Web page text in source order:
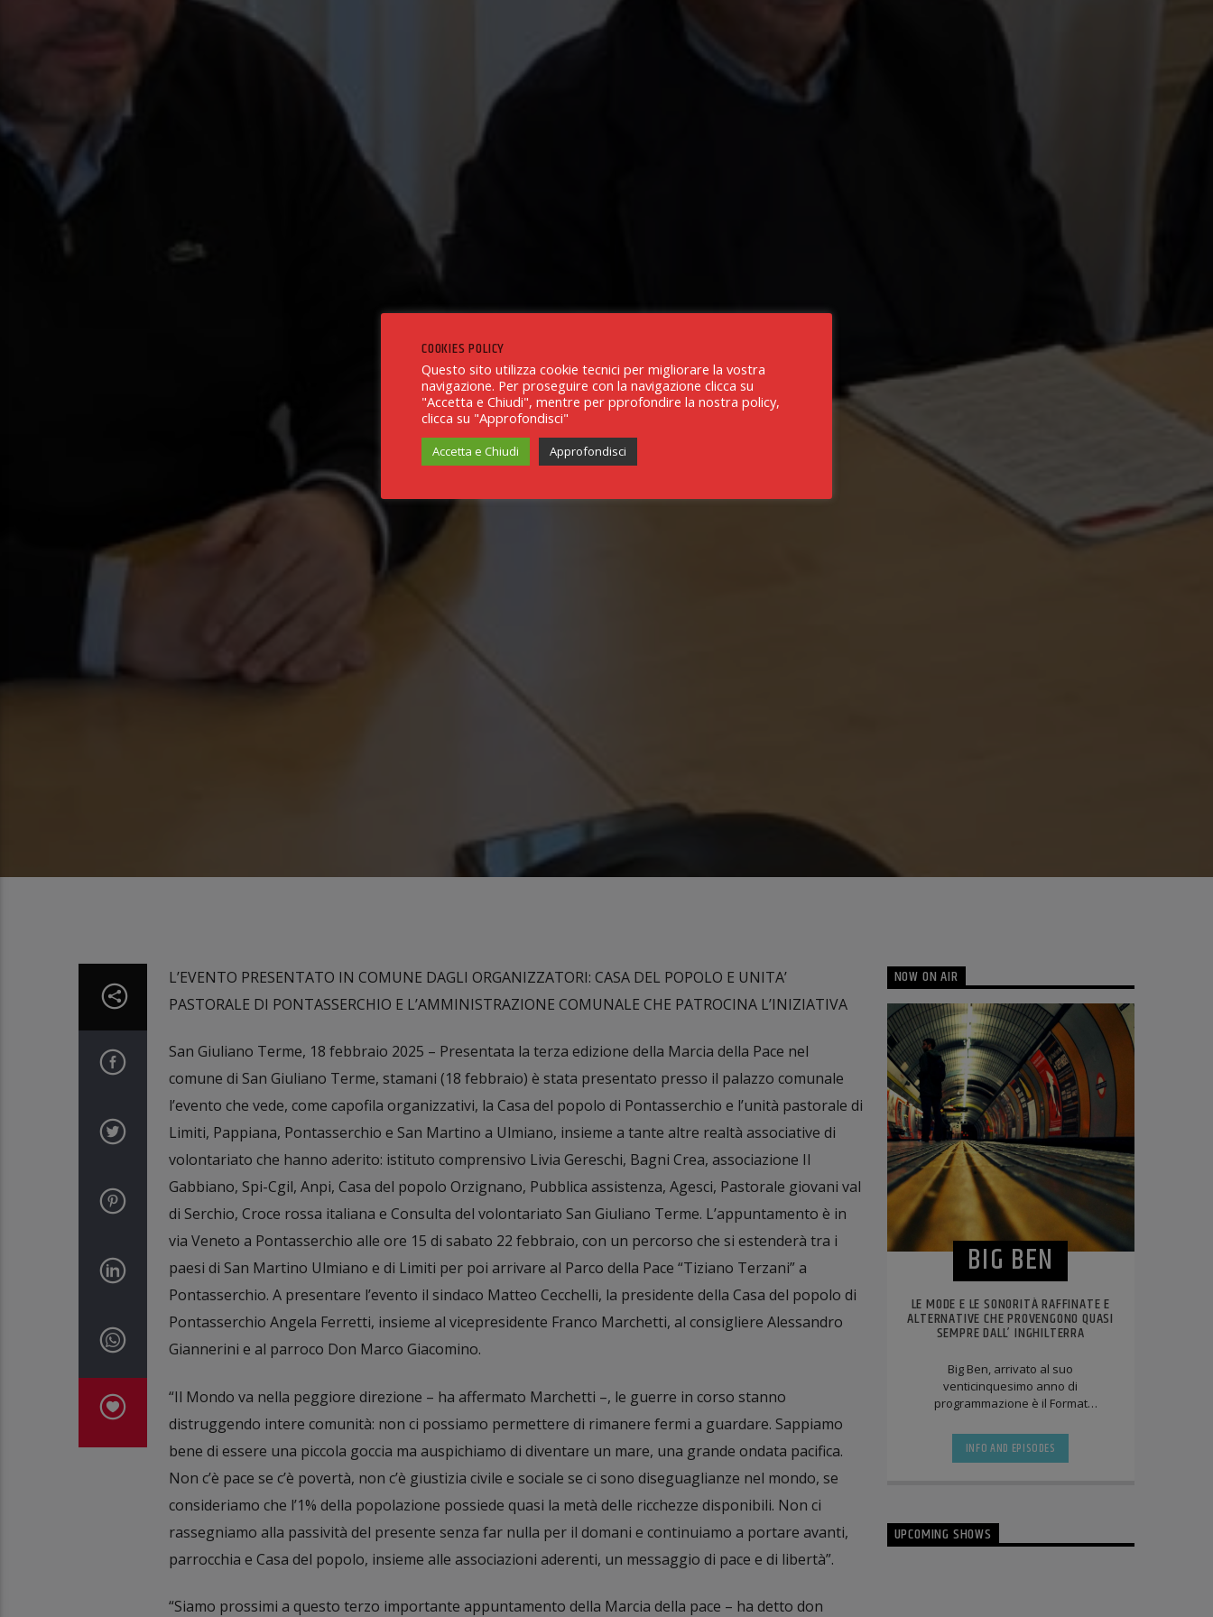
L’EVENTO PRESENTATO IN COMUNE DAGLI ORGANIZZATORI: CASA DEL POPOLO E UNITA’
PASTORALE DI PONTASSERCHIO E L’AMMINISTRAZIONE COMUNALE CHE PATROCINA L’INIZIATIVA
San Giuliano Terme, 18 febbraio 2025 – Presentata la terza edizione della Marcia della Pace nel
comune di San Giuliano Terme, stamani (18 febbraio) è stata presentato presso il palazzo comunale
l’evento che vede, come capofila organizzativi, la Casa del popolo di Pontasserchio e l’unità pastorale di
Limiti, Pappiana, Pontasserchio e San Martino a Ulmiano, insieme a tante altre realtà associative di
volontariato che hanno aderito: istituto comprensivo Livia Gereschi, Bagni Crea, associazione Il
Gabbiano, Spi-Cgil, Anpi, Casa del popolo Orzignano, Pubblica assistenza, Agesci, Pastorale giovani val
di Serchio, Croce rossa italiana e Consulta del volontariato San Giuliano Terme. L’appuntamento è in
via Veneto a Pontasserchio alle ore 15 di sabato 22 febbraio, con un percorso che si estenderà tra i
paesi di San Martino Ulmiano e di Limiti per poi arrivare al Parco della Pace “Tiziano Terzani” a
Pontasserchio. A presentare l’evento il sindaco Matteo Cecchelli, la presidente della Casa del popolo di
Pontasserchio Angela Ferretti, insieme al vicepresidente Franco Marchetti, al consigliere Alessandro
Giannerini e al parroco Don Marco Giacomino.
“Il Mondo va nella peggiore direzione – ha affermato Marchetti –, le guerre in corso stanno
distruggendo intere comunità: non ci possiamo permettere di rimanere fermi a guardare. Sappiamo
bene di essere una piccola goccia ma auspichiamo di diventare un mare, una grande ondata pacifica.
Non c’è pace se c’è povertà, non c’è giustizia civile e sociale se ci sono diseguaglianze nel mondo, se
consideriamo che l’1% della popolazione possiede quasi la metà delle ricchezze disponibili. Non ci
rassegniamo alla passività del presente senza far nulla per il domani e continuiamo a portare avanti,
parrocchia e Casa del popolo, insieme alle associazioni aderenti, un messaggio di pace e di libertà”.
“Siamo prossimi a questo terzo importante appuntamento della Marcia della pace – ha detto don
NOW ON AIR
BIG BEN
LE MODE E LE SONORITÀ RAFFINATE E
ALTERNATIVE CHE PROVENGONO QUASI
SEMPRE DALL’ INGHILTERRA
Big Ben, arrivato al suo
venticinquesimo anno di
programmazione è il Format
riferimento per tutti gli addetti del [...]
INFO AND EPISODES
UPCOMING SHOWS
COOKIES POLICY
Questo sito utilizza cookie tecnici per migliorare la vostra
navigazione. Per proseguire con la navigazione clicca su
"Accetta e Chiudi", mentre per pprofondire la nostra policy,
clicca su "Approfondisci"
Accetta e Chiudi Approfondisci